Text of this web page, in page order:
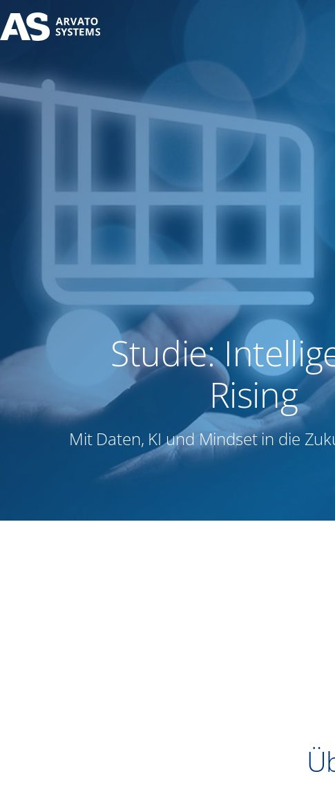
Studie:
Rising
Mit Daten, KI und Mindset in die